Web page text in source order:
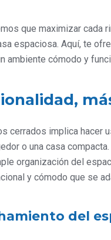
que maximizar cada
espaciosa. Aquí, te
ambiente cómodo y
cerrados implica hacer
o una casa
organización del
y cómodo que se
del